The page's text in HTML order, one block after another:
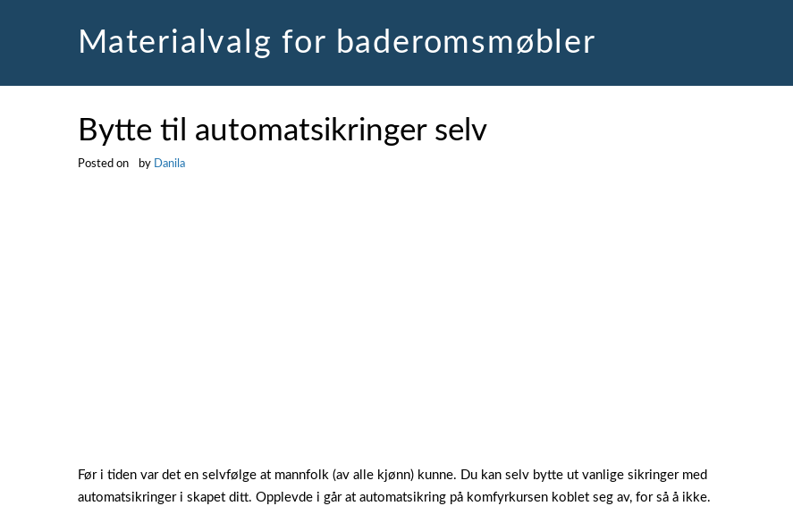
Materialvalg for baderomsmøbler
Bytte til automatsikringer selv
Posted on by Danila
Før i tiden var det en selvfølge at mannfolk (av alle kjønn) kunne. Du kan selv bytte ut vanlige sikringer med
automatsikringer i skapet ditt. Opplevde i går at automatsikring på komfyrkursen koblet seg av, for så å ikke.